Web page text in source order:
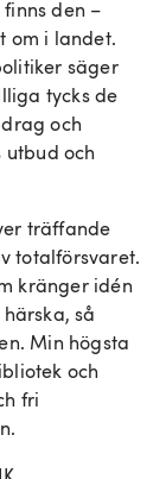
den –
om i landet.
säger
tycks de
och
och
träffande
totalförsvaret.
kränger idén
så
Min högsta
och
fri